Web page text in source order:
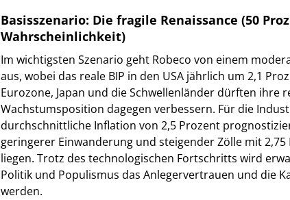
Basisszenario: Die fragile Renaissance (50
Wahrscheinlichkeit)
Im wichtigsten Szenario geht Robeco von einem
aus, wobei das reale BIP in den USA jährlich um 2,1
Eurozone, Japan und die Schwellenländer dürften ihre
Wachstumsposition dagegen verbessern. Für die
durchschnittliche Inflation von 2,5 Prozent
geringerer Einwanderung und steigender Zölle mit
liegen. Trotz des technologischen Fortschritts wird
Politik und Populismus das Anlegervertrauen und die
werden.